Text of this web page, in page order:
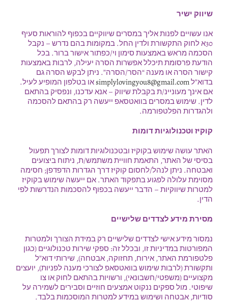
שיווק ישיר
אנו עשויים לפנות אליך במסרים שיווקיים בכפוף להוראות סעיף
30א לחוק התקשורת ולדין החל. במקומות בהם נדרש – נקבל
הסכמה מראש באמצעות סימון וי/כפתור אישור ברור. בכל
הודעת פרסומת תיכלל אפשרות הסרה יעילה, לרבות באמצעות
קישור הסרה או מענה “הסר/הסרה”. ניתן לבקש הסרה גם
בדוא”לsimplylovingyou8@gmail.comאו בטלפון המופיע לעיל.
אם אינך מעוניינ/ת בקבלת שיווק – אנא עדכנו, ונפסיק בהתאם
לדין. שימוש במסרים בוואטסאפ ייעשה רק בהתאם להסכמה
ולהגדרות הפלטפורמה.
קוקיז וטכנולוגיות דומות
האתר עושה שימוש בקוקיז ובטכנולוגיות דומות לצורך תפעול
בסיסי של האתר, התאמת חוויית משתמש/ת, ניתוח ביצועים
ואבטחה. ניתן לנהל/לחסום קוקיז דרך הגדרות הדפדפן; חסימה
מסוימת עלולה לפגוע בתפקוד האתר. אם ייעשה שימוש בקוקיז
למטרות שיווקיות – הדבר ייעשה בכפוף להסכמות הנדרשות לפי
הדין.
מסירת מידע לצדדים שלישיים
נמסור מידע אישי לצדדים שלישיים רק במידת הצורך ולמטרות
המפורטות במדיניות זו, ובכלל זה: ספקי שירות טכנולוגיים (כגון
פלטפורמת האתר, אירוח, תחזוקה, אבטחה), שירותי דוא”ל
ותקשורת (לרבות שימוש בוואטסאפ לצורכי מענה לפניות), יועצים
מקצועיים (משפטי/חשבונאי), ורשויות בהתאם לחוק או צו
שיפוטי. מול ספקים ננקוט אמצעים חוזיים וסבירים לשמירה על
סודיות, אבטחה ושימוש במידע למטרות המוסכמות בלבד.